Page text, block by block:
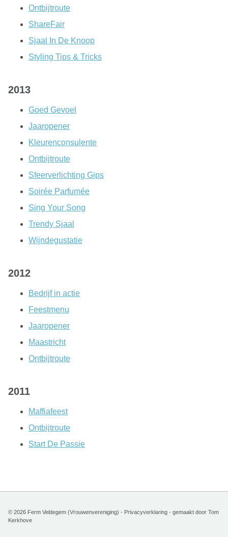
Ontbijtroute
ShareFair
Sjaal In De Knoop
Styling Tips & Tricks
2013
Goed Gevoel
Jaaropener
Kleurenconsulente
Ontbijtroute
Sfeerverlichting Gips
Soirée Parfumée
Sing Your Song
Trendy Sjaal
Wijndegustatie
2012
Bedrijf in actie
Feestmenu
Jaaropener
Maastricht
Ontbijtroute
2011
Maffiafeest
Ontbijtroute
Start De Passie
© 2026 Ferm Veldegem (Vrouwenvereniging) - Privacyverklaring - gemaakt door Tom
Kerkhove